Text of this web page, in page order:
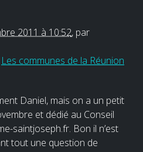
2011 à 10:52, par
Les communes de la Réunion
Daniel, mais on a un petit
et dédié au Conseil
saintjoseph.fr. Bon il n’est
tout une question de